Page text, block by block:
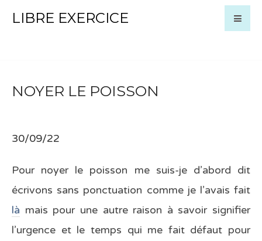
LIBRE EXERCICE
NOYER LE POISSON
30/09/22
Pour noyer le poisson me suis-je d’abord dit
écrivons sans ponctuation comme je l’avais fait
là mais pour une autre raison à savoir signifier
l’urgence et le temps qui me fait défaut pour